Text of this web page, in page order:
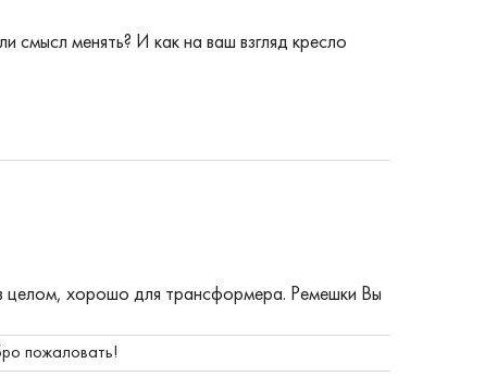
смысл менять? И как на ваш взгляд кресло
целом, хорошо для трансформера. Ремешки Вы
пожаловать!